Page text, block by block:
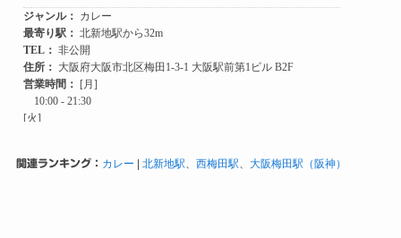
関連ランキング： カレー | 北新地駅 西梅田駅 大阪梅田駅（阪神）